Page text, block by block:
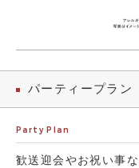
パーティープラン
Party Plan
歓送迎会やお祝い事